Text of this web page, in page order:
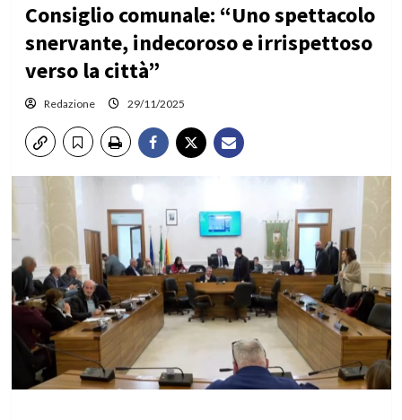
Consiglio comunale: “Uno spettacolo
snervante, indecoroso e irrispettoso
verso la città”
Redazione 29/11/2025